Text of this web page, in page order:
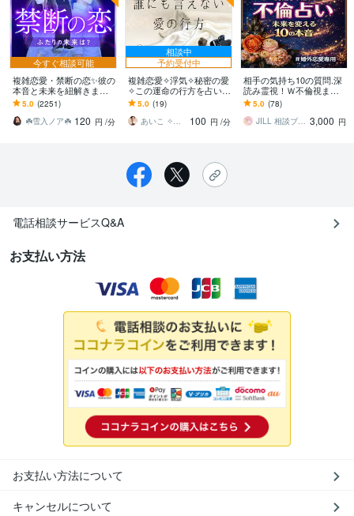
今すぐ相談可能
複雑恋愛・禁断の恋✨彼の
本音と未来を紐解きます
お相手の気持ち♡相性・
宿命・未来をタロット×占
星術で鑑定
5.0 (2251)
☘️雪入ノア☘️ 120 円 /分
相談中
予約受付中
複雑恋愛✧浮気✧秘密の愛
✧この運命の行方を占いま
す 霊視✧ヒーリング✧タ
ロット✧誰にも言えない愛
を深く深く視ます
5.0 (19)
あいこ ✧占い×心のセラピー✧
100 円 /分
相手の気持ち10の質問.深
読み霊視！Ｗ不倫視ます
不倫占い/奥様との関係/複
雑恋愛/本気の恋/ツインレ
イ
5.0 (78)
JILL 相談ブログ更新中❤︎ 3,000 円
電話相談サービスQ&A
お支払い方法
お支払い方法について
キャンセルについて